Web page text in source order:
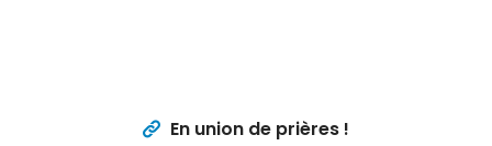
En union de prières !